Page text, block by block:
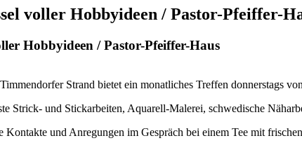
voller Hobbyideen / Pastor-Pfeiffer-
Hobbyideen / Pastor-Pfeiffer-Haus
Strand bietet ein monatliches Treffen donnerstags
Strick- und Stickarbeiten, Aquarell-Malerei, schwedische
Kontakte und Anregungen im Gespräch bei einem Tee mit